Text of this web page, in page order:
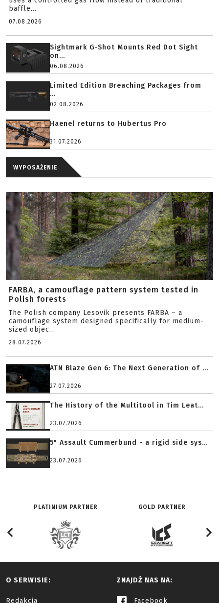
baffle...
07.08.2026
Sightmark G-Shot Mounts Red Dot Sight
on...
06.08.2026
Limited Edition Breaching Packages from
...
02.08.2026
Haenel returns to Hubertus Pro
31.07.2026
WYPOSAŻENIE
FARBA, a camouflage pattern system tested in
Polish forests
The Polish company Lesovik presents FARBA – a
camouflage system designed specifically for medium-
sized objec...
28.07.2026
ATN Blaze Gen 6: The Next Generation of ...
27.07.2026
The History of the Multitool in Tim Leat...
23.07.2026
5" Assault Cummerbund - a rigid side sys...
23.07.2026
PLATINIUM PARTNER GOLD PARTNER
O SERWISIE:
Redakcja
ZNAJDŹ NAS NA:
Facebook